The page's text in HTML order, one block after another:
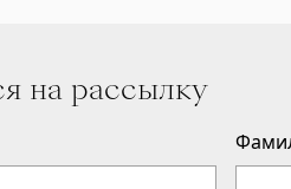
на рассылку